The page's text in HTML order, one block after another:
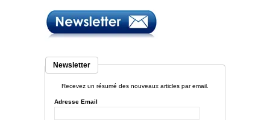
Newsletter
Recevez un résumé des nouveaux articles par email.
Adresse Email